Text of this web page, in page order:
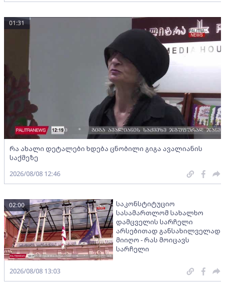
რა ახალი დეტალები ხდება ცნობილი გიგა ავალიანის
საქმეზე
01:31
2026/08/08 12:46
საკონსტიტუციო
სასამართლომ სახალხო
დამცველის სარჩელი
არსებითად განსახილველად
მიიღო - რას მოიცავს
სარჩელი
02:00
2026/08/08 13:03